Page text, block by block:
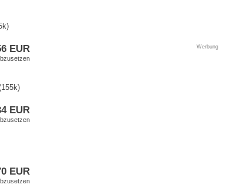
EUR
EUR
EUR
Werbung